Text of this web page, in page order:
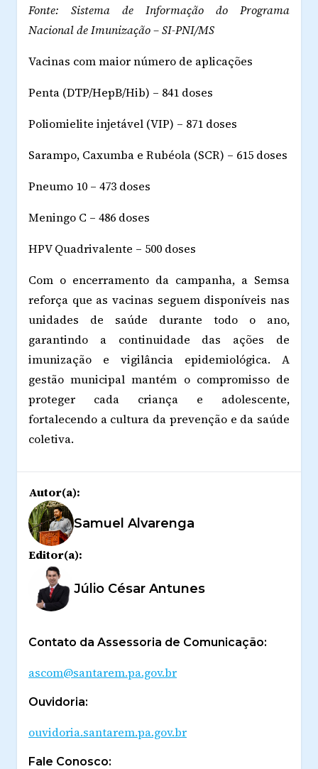
Fonte: Sistema de Informação do Programa
Nacional de Imunização – SI-PNI/MS
Vacinas com maior número de aplicações
Penta (DTP/HepB/Hib) – 841 doses
Poliomielite injetável (VIP) – 871 doses
Sarampo, Caxumba e Rubéola (SCR) – 615 doses
Pneumo 10 – 473 doses
Meningo C – 486 doses
HPV Quadrivalente – 500 doses
Com o encerramento da campanha, a Semsa
reforça que as vacinas seguem disponíveis nas
unidades de saúde durante todo o ano,
garantindo a continuidade das ações de
imunização e vigilância epidemiológica. A
gestão municipal mantém o compromisso de
proteger cada criança e adolescente,
fortalecendo a cultura da prevenção e da saúde
coletiva.
Autor(a):
Samuel Alvarenga
Editor(a):
Júlio César Antunes
Contato da Assessoria de Comunicação:
ascom@santarem.pa.gov.br
Ouvidoria:
ouvidoria.santarem.pa.gov.br
Fale Conosco: